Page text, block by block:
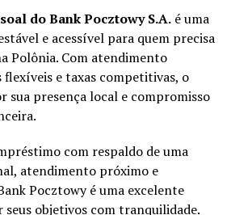
do Bank Pocztowy S.A.é uma
e acessível para quem precisa
Polônia. Com atendimento
e taxas competitivas, o
sua presença local e compromisso
com respaldo de uma
atendimento próximo e
Pocztowy é uma excelente
seus objetivos com tranquilidade.